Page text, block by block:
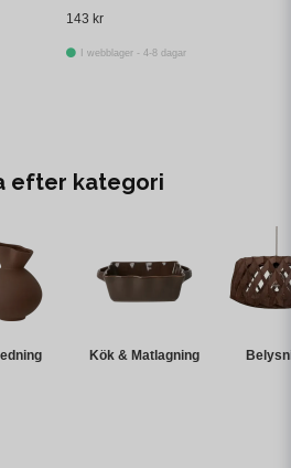
143 kr
I webblager - 4-8 dagar
efter kategori
Kök & Matlagning